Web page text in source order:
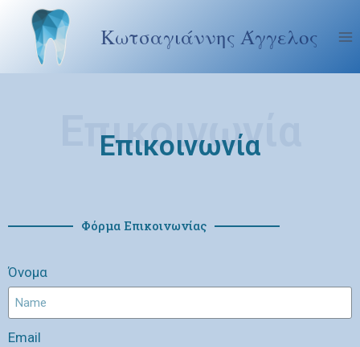
Κωτσαγιάννης Άγγελος
Επικοινωνία
Επικοινωνία
Φόρμα Επικοινωνίας
Όνομα
Email